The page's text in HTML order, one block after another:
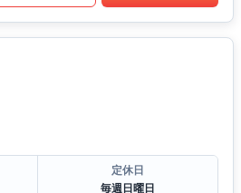
定休日
毎週日曜日